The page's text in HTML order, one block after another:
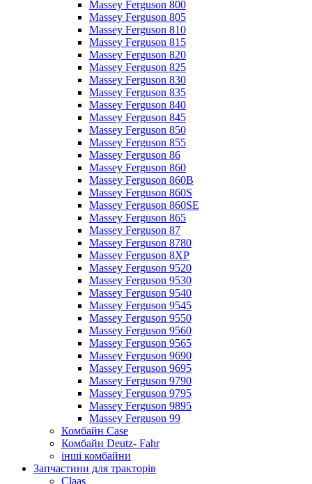
Massey Ferguson 800
Massey Ferguson 805
Massey Ferguson 810
Massey Ferguson 815
Massey Ferguson 820
Massey Ferguson 825
Massey Ferguson 830
Massey Ferguson 835
Massey Ferguson 840
Massey Ferguson 845
Massey Ferguson 850
Massey Ferguson 855
Massey Ferguson 86
Massey Ferguson 860
Massey Ferguson 860B
Massey Ferguson 860S
Massey Ferguson 860SE
Massey Ferguson 865
Massey Ferguson 87
Massey Ferguson 8780
Massey Ferguson 8XP
Massey Ferguson 9520
Massey Ferguson 9530
Massey Ferguson 9540
Massey Ferguson 9545
Massey Ferguson 9550
Massey Ferguson 9560
Massey Ferguson 9565
Massey Ferguson 9690
Massey Ferguson 9695
Massey Ferguson 9790
Massey Ferguson 9795
Massey Ferguson 9895
Massey Ferguson 99
Комбайн Case
Комбайн Deutz- Fahr
інші комбайни
Запчастини для тракторів
Claas